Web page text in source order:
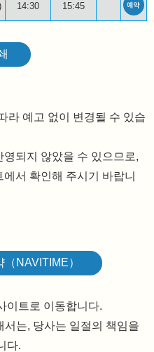
14:30 15:45
라 예고 없이 변경될 수 있습
되지 않았을 수 있으므로,
서 확인해 주시기 바랍니
NAVITIME）
이트로 이동합니다.
서는, 당사는 일절의 책임을
다.